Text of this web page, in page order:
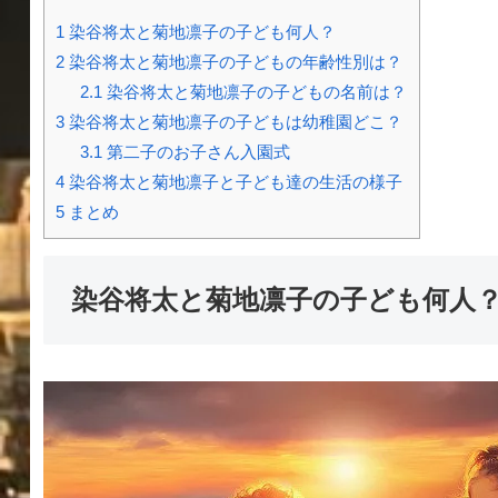
1 染谷将太と菊地凛子の子ども何人？
2染谷将太と菊地凛子の子どもの年齢性別は？
2.1 染谷将太と菊地凛子の子どもの名前は？
3染谷将太と菊地凛子の子どもは幼稚園どこ？
3.1 第二子のお子さん入園式
4染谷将太と菊地凛子と子ども達の生活の様子
5まとめ
染谷将太と菊地凛子の子ども何人